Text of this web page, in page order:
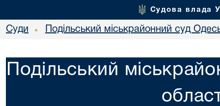
Судова влада
Суди • Подільський міськрайонний суд
Подільський